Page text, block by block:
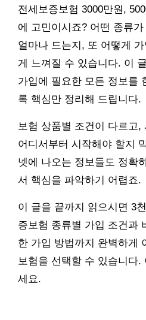
전세보증보험 3000만원,
에 고민이시죠? 어떤 종류
얼마나 드는지, 또 어떻게
게 느껴질 수 있습니다. 이
가입에 필요한 모든 정보를
록 핵심만 정리해 드립니다.
보험 상품별 조건이 다르고,
어디서부터 시작해야 할지
넷에 나오는 정보들도 정확
서 핵심을 파악하기 어렵죠.
이 글을 끝까지 읽으시면 3
증보험 종류별 가입 조건과
한 가입 방법까지 완벽하게
보험을 선택할 수 있습니다.
세요.